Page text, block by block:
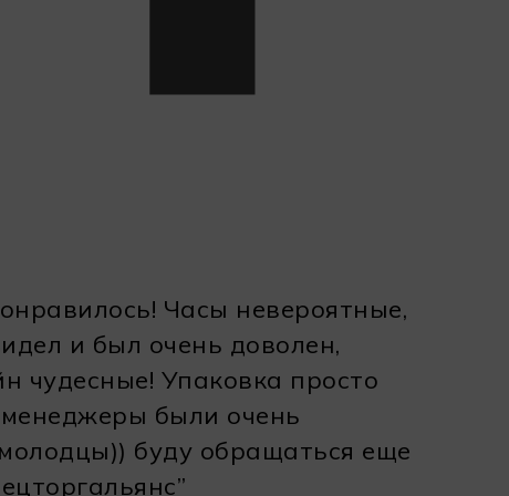
Часы невероятные,
и был очень доволен,
чудесные! Упаковка просто
были очень
буду обращаться еще